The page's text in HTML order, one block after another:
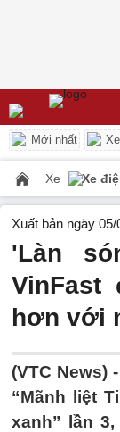
Mới nhất
Xe Xe
Xuất bản ngày
'Làn
VinFast
hơn với
(VTC News) -
“Mãnh liệt
xanh” lần